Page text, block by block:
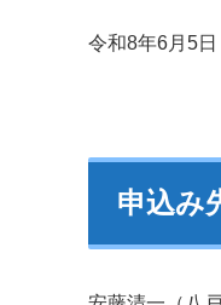
令和8年6月5
申込み